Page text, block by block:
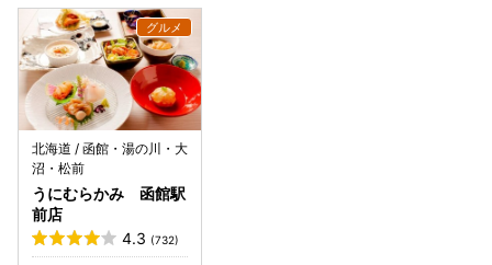
北海道 / 函館・湯の川・大
沼・松前
うにむらかみ 函館駅
前店
4.3 (732)